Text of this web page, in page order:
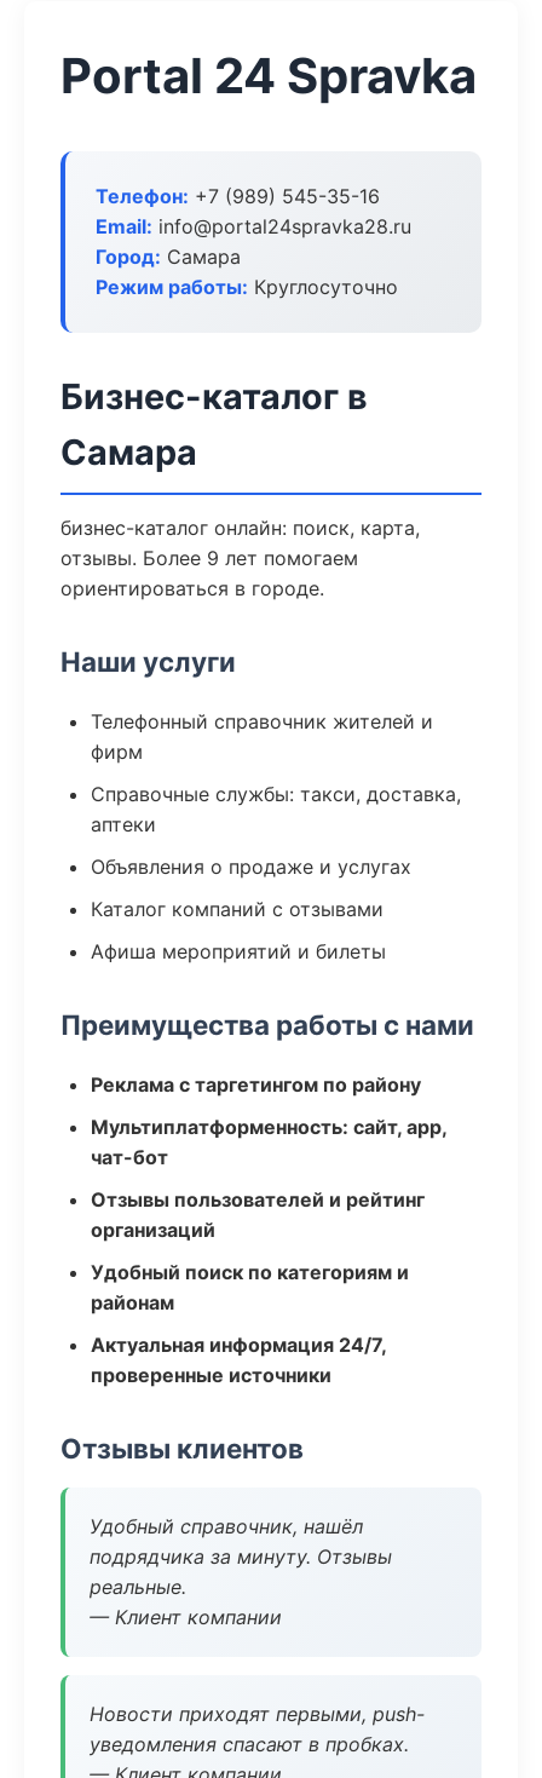
Portal 24 Spravka
Телефон: +7 (989) 545-35-16
Email: info@portal24spravka28.ru
Город: Самара
Режим работы: Круглосуточно
Бизнес-каталог в
Самара
бизнес-каталог онлайн: поиск, карта,
отзывы. Более 9 лет помогаем
ориентироваться в городе.
Наши услуги
Телефонный справочник жителей и
фирм
Справочные службы: такси, доставка,
аптеки
Объявления о продаже и услугах
Каталог компаний с отзывами
Афиша мероприятий и билеты
Преимущества работы с нами
Реклама с таргетингом по району
Мультиплатформенность: сайт, app,
чат-бот
Отзывы пользователей и рейтинг
организаций
Удобный поиск по категориям и
районам
Актуальная информация 24/7,
проверенные источники
Отзывы клиентов
Удобный справочник, нашёл
подрядчика за минуту. Отзывы
реальные.
— Клиент компании
Новости приходят первыми, push-
уведомления спасают в пробках.